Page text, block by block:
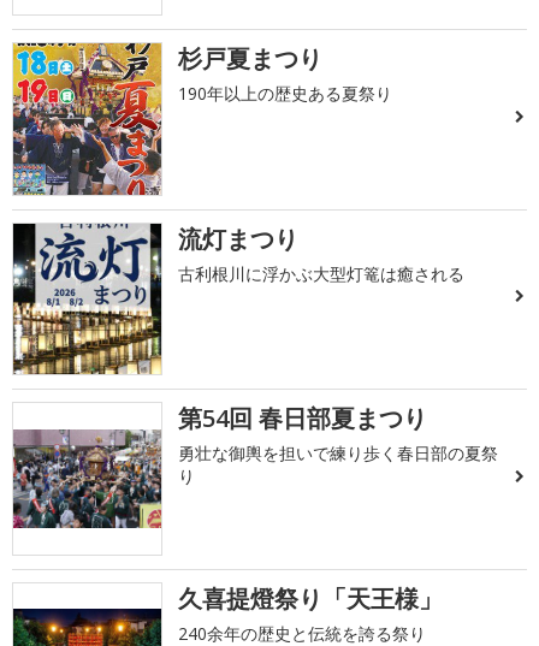
杉戸夏まつり
190年以上の歴史ある夏祭り
流灯まつり
古利根川に浮かぶ大型灯篭は癒される
第54回 春日部夏まつり
勇壮な御輿を担いで練り歩く春日部の夏祭
り
久喜提燈祭り「天王様」
240余年の歴史と伝統を誇る祭り